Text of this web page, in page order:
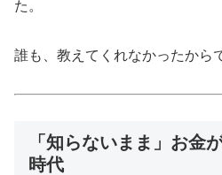
た。
誰も、教えてくれなかったから
「知らないまま」お金
時代